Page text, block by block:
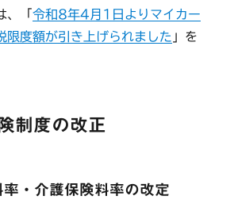
、「令和8年4月1日よりマイカー
限度額が引き上げられました 」を
制度の改正
・介護保険料率の改定